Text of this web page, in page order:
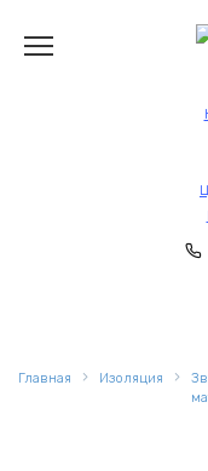
содержанию
Главная Изоляция